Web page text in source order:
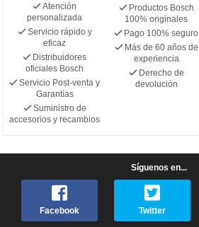
Atención
personalizada
Servicio rápido y
eficaz
Distribuidores
oficiales Bosch
Servicio Post-venta y
Garantías
Suministro de
accesorios y recambios
Productos Bosch
100% originales
Pago 100% seguro
Más de 60 años de
experiencia
Derecho de
devolución
Síguenos en...
Facebook Twitter